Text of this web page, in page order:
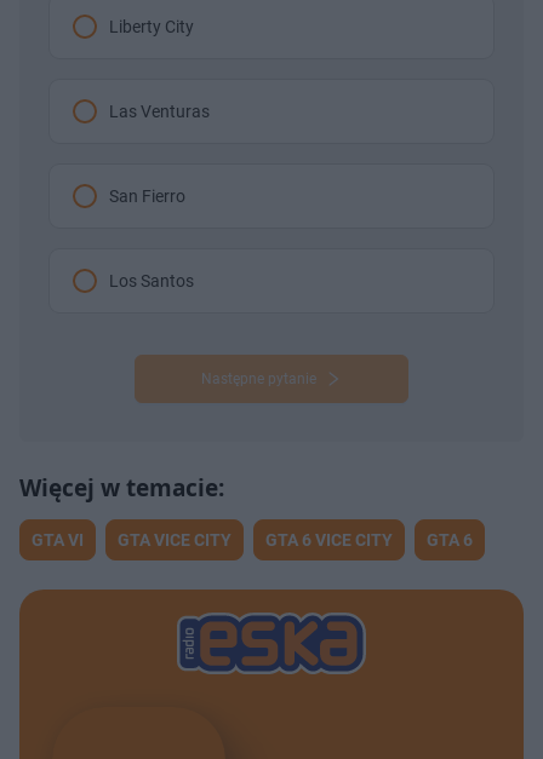
Liberty City
Las Venturas
San Fierro
Los Santos
Następne pytanie
GTA VI GTA VICE CITY GTA 6 VICE CITY GTA 6